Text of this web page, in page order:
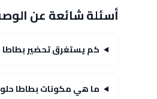
أسئلة شائعة عن
كم يستغرق تحضير بطاطا
ما هي مكونات بطاطا